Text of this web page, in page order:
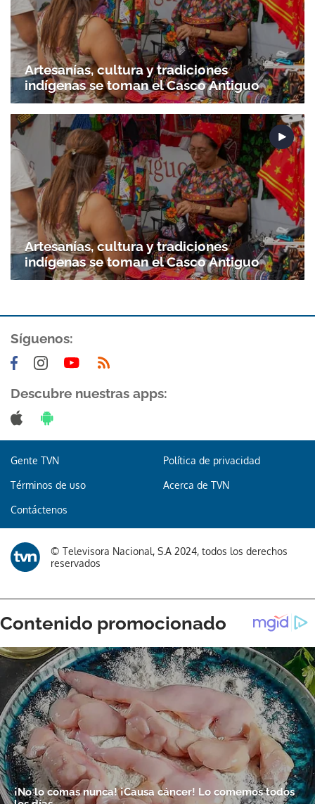
Gracias por suscribirte a nuestro boletín.
ACEPTAR
Artesanías, cultura y tradiciones
indígenas se toman el Casco Antiguo
Artesanías, cultura y tradiciones
indígenas se toman el Casco Antiguo
Síguenos:
Descubre nuestras apps:
Gente TVN Política de privacidad
Términos de uso Acerca de TVN
Contáctenos
© Televisora Nacional, S.A 2024, todos los derechos
reservados